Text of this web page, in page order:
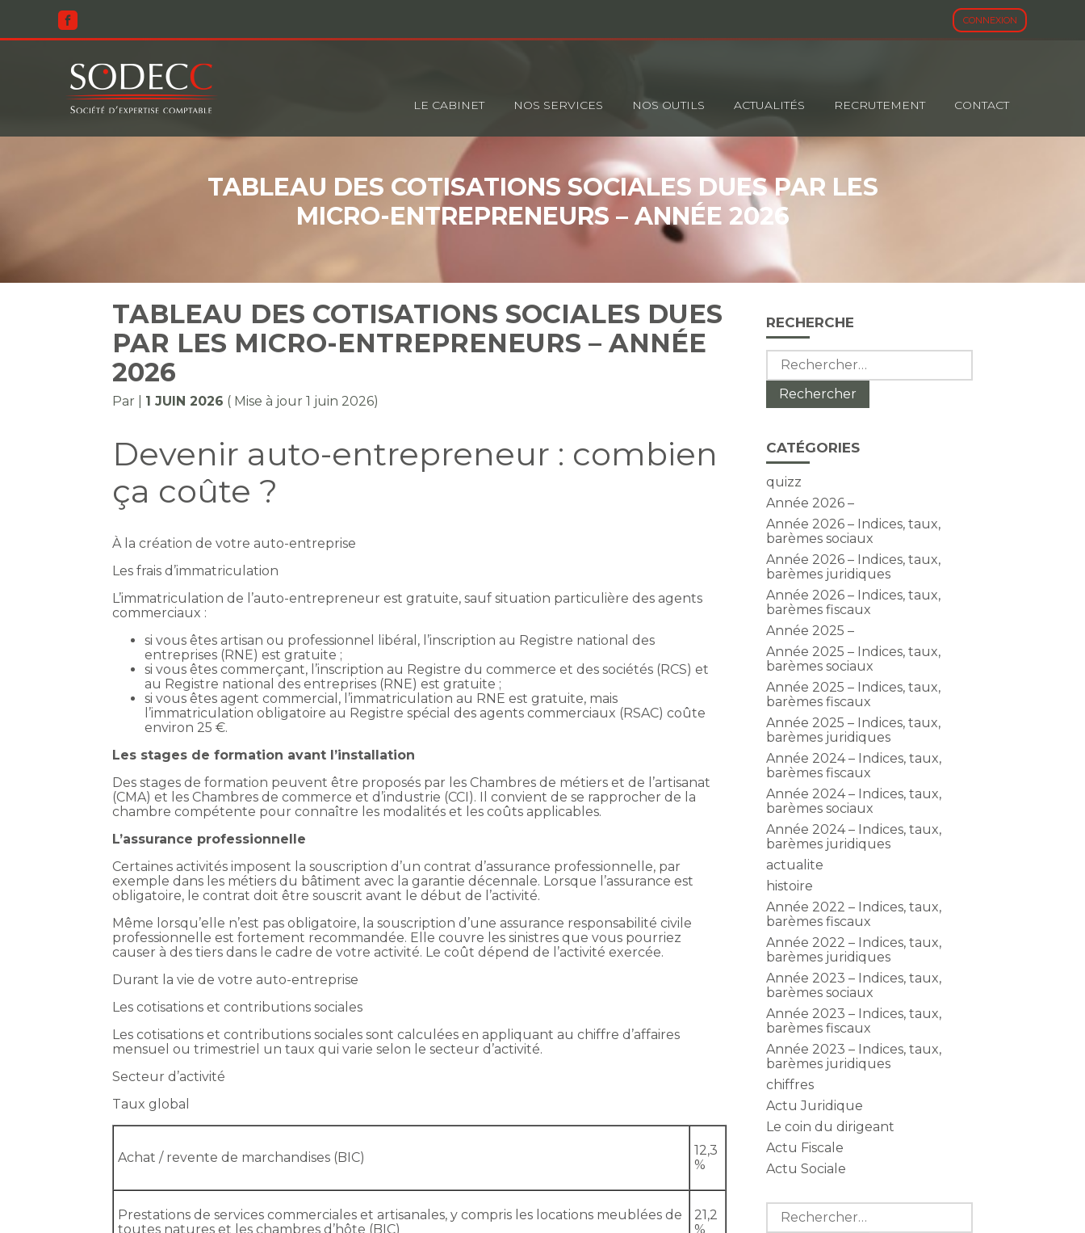
CONNEXION
au
Principal
LE CABINET NOS SERVICES NOS OUTILS ACTUALITÉS RECRUTEMENT CONTACT
TABLEAU DES COTISATIONS SOCIALES DUES PAR LES
MICRO-ENTREPRENEURS – ANNÉE 2026
TABLEAU DES COTISATIONS SOCIALES DUES
PAR LES MICRO-ENTREPRENEURS – ANNÉE
2026
Par 1 JUIN 2026 ( Mise à jour 1 juin 2026)
Devenir auto-entrepreneur : combien
ça coûte ?
À la création de votre auto-entreprise
Les frais d’immatriculation
L’immatriculation de l’auto-entrepreneur est gratuite, sauf situation particulière des agents
commerciaux :
si vous êtes artisan ou professionnel libéral, l’inscription au Registre national des
entreprises (RNE) est gratuite ;
si vous êtes commerçant, l’inscription au Registre du commerce et des sociétés (RCS) et
au Registre national des entreprises (RNE) est gratuite ;
si vous êtes agent commercial, l’immatriculation au RNE est gratuite, mais
l’immatriculation obligatoire au Registre spécial des agents commerciaux (RSAC) coûte
environ 25 €.
Les stages de formation avant l’installation
Des stages de formation peuvent être proposés par les Chambres de métiers et de l’artisanat
(CMA) et les Chambres de commerce et d’industrie (CCI). Il convient de se rapprocher de la
chambre compétente pour connaître les modalités et les coûts applicables.
L’assurance professionnelle
Certaines activités imposent la souscription d’un contrat d’assurance professionnelle, par
exemple dans les métiers du bâtiment avec la garantie décennale. Lorsque l’assurance est
obligatoire, le contrat doit être souscrit avant le début de l’activité.
Même lorsqu’elle n’est pas obligatoire, la souscription d’une assurance responsabilité civile
professionnelle est fortement recommandée. Elle couvre les sinistres que vous pourriez
causer à des tiers dans le cadre de votre activité. Le coût dépend de l’activité exercée.
Durant la vie de votre auto-entreprise
Les cotisations et contributions sociales
Les cotisations et contributions sociales sont calculées en appliquant au chiffre d’affaires
mensuel ou trimestriel un taux qui varie selon le secteur d’activité.
Secteur d’activité
Taux global
Achat / revente de marchandises (BIC)
12,3
%
Prestations de services commerciales et artisanales, y compris les locations meublées de
toutes natures et les chambres d’hôte (BIC)
21,2
%
Blog
sidebar
RECHERCHE
Rechercher :
CATÉGORIES
quizz
Année 2026 –
Année 2026 – Indices, taux,
barèmes sociaux
Année 2026 – Indices, taux,
barèmes juridiques
Année 2026 – Indices, taux,
barèmes fiscaux
Année 2025 –
Année 2025 – Indices, taux,
barèmes sociaux
Année 2025 – Indices, taux,
barèmes fiscaux
Année 2025 – Indices, taux,
barèmes juridiques
Année 2024 – Indices, taux,
barèmes fiscaux
Année 2024 – Indices, taux,
barèmes sociaux
Année 2024 – Indices, taux,
barèmes juridiques
actualite
histoire
Année 2022 – Indices, taux,
barèmes fiscaux
Année 2022 – Indices, taux,
barèmes juridiques
Année 2023 – Indices, taux,
barèmes sociaux
Année 2023 – Indices, taux,
barèmes fiscaux
Année 2023 – Indices, taux,
barèmes juridiques
chiffres
Actu Juridique
Le coin du dirigeant
Actu Fiscale
Actu Sociale
Rechercher :